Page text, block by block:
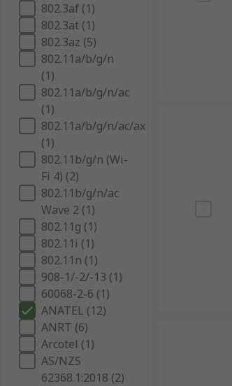
802.3af (1)
802.3at (1)
802.3az (5)
802.11a/b/g/n
(1)
802.11a/b/g/n/ac
(1)
802.11a/b/g/n/ac/ax
(1)
802.11b/g/n (Wi-
Fi 4) (2)
802.11b/g/n/ac
Wave 2 (1)
802.11g (1)
802.11i (1)
802.11n (1)
908-1/-2/-13 (1)
60068-2-6 (1)
ANATEL (12)
ANRT (6)
Arcotel (1)
AS/NZS
62368.1:2018 (2)